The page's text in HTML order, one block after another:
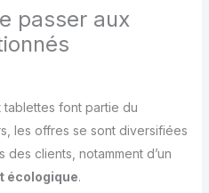
passer aux
tablettes font partie du
les offres se sont diversifiées
clients, notamment d’un
écologique.